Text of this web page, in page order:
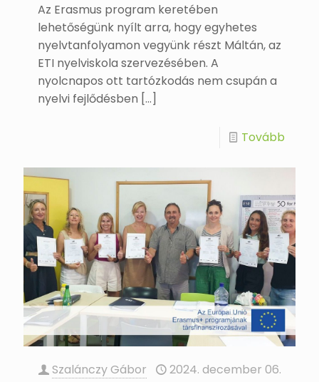
Az Erasmus program keretében
lehetőségünk nyílt arra, hogy egyhetes
nyelvtanfolyamon vegyünk részt Máltán, az
ETI nyelviskola szervezésében. A
nyolcnapos ott tartózkodás nem csupán a
nyelvi fejlődésben […]
Tovább
Szalánczy Gábor 2024. december 06.